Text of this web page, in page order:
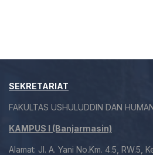
SEKRETARIAT
FAKULTAS USHULUDDIN DAN
KAMPUS I (Banjarmasin)
Alamat: Jl. A. Yani No.Km. 4.5, RW.5,